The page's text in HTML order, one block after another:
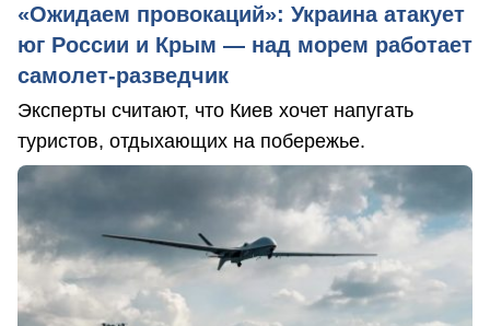
«Ожидаем провокаций»: Украина атакует
юг России и Крым — над морем работает
самолет-разведчик
Эксперты считают, что Киев хочет напугать
туристов, отдыхающих на побережье.